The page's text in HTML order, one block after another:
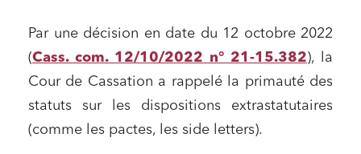
Par une décision en date du 12 octobre 2022
(Cass. com. 12/10/2022 n° 21-15.382), la
Cour de Cassation a rappelé la primauté des
statuts sur les dispositions extrastatutaires
(comme les pactes, les side letters).